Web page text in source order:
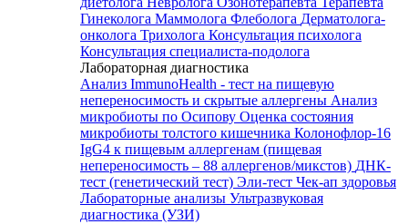
Гинеколога Маммолога Флеболога Дерматолога-
онколога Трихолога Консультация психолога
Консультация специалиста-подолога
Лабораторная диагностика
Анализ ImmunoHealth - тест на пищевую
непереносимость и скрытые аллергены Анализ
микробиоты по Осипову Оценка состояния
микробиоты толстого кишечника Колонофлор-16
IgG4 к пищевым аллергенам (пищевая
непереносимость – 88 аллергенов/микстов) ДНК-
тест (генетический тест) Эли-тест Чек-ап здоровья
Лабораторные анализы Ультразвуковая
диагностика (УЗИ)